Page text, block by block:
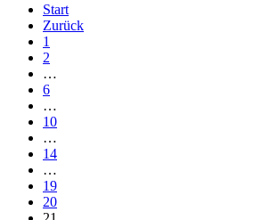
Start
Zurück
1
2
…
6
…
10
…
14
…
19
20